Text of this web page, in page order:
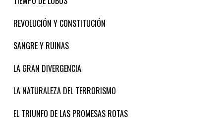
REVOLUCIÓN Y CONSTITUCIÓN
SANGRE Y RUINAS
LA GRAN DIVERGENCIA
LA NATURALEZA DEL TERRORISMO
EL TRIUNFO DE LAS PROMESAS ROTAS